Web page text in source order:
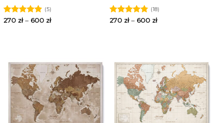
Oceniono
(5)
270 zł– 600 zł
Oceniono
(18)
270 zł– 600 zł